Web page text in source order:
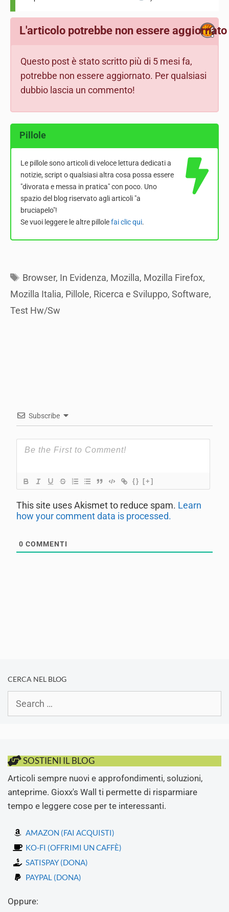
L'articolo potrebbe non essere aggiornato
Questo post è stato scritto più di 5 mesi fa,
potrebbe non essere aggiornato. Per qualsiasi
dubbio lascia un commento!
Pillole
Le pillole sono articoli di veloce lettura dedicati a
notizie, script o qualsiasi altra cosa possa essere
"divorata e messa in pratica" con poco. Uno
spazio del blog riservato agli articoli "a
bruciapelo"!
Se vuoi leggere le altre pillolefai clic qui.
Tags
Browser, In Evidenza, Mozilla, Mozilla Firefox,
Mozilla Italia, Pillole, Ricerca e Sviluppo, Software,
Test Hw/Sw
Subscribe
{} [+]
This site uses Akismet to reduce spam. Learn
how your comment data is processed.
0 COMMENTI
CERCA NEL BLOG
SOSTIENI IL BLOG
Articoli sempre nuovi e approfondimenti, soluzioni,
anteprime. Gioxx's Wall ti permette di risparmiare
tempo e leggere cose per te interessanti.
AMAZON (FAI ACQUISTI)
KO-FI (OFFRIMI UN CAFFÈ)
SATISPAY (DONA)
PAYPAL (DONA)
Oppure: